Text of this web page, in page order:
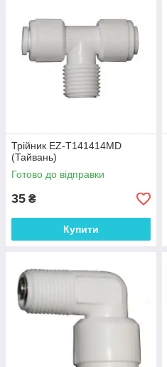
Трійник EZ-T141414MD
(Тайвань)
Готово до відправки
35 ₴
Купити